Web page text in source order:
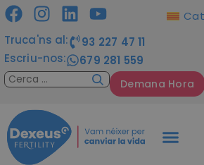
Truca'ns al:
93 227 47 11
Escriu-nos:
679 281 559
Demana Hora